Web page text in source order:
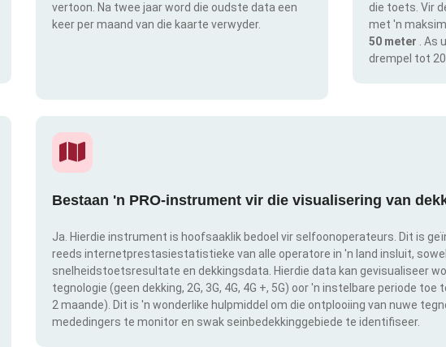
vertoon. Na twee jaar word die oudste data een
keer per maand van die kaarte verwyder.
die toets. Vir
met 'n
50 meter
. As
drempel tot
Bestaan 'n PRO-instrument vir die visualisering van
Ja. Hierdie instrument is hoofsaaklik bedoel vir selfoonoperateurs. Dit is
reeds internetprestasiestatistieke van alle operatore in 'n land insluit,
snelheidstoetsresultate en dekkingsdata. Hierdie data kan gevisualiseer
tegnologie (geen dekking, 2G, 3G, 4G, 4G +, 5G) oor 'n instelbare periode
2 maande). Dit is 'n wonderlike hulpmiddel om die ontplooiing van nuwe
mededingers te monitor en swak seinbedekkinggebiede te identifiseer.